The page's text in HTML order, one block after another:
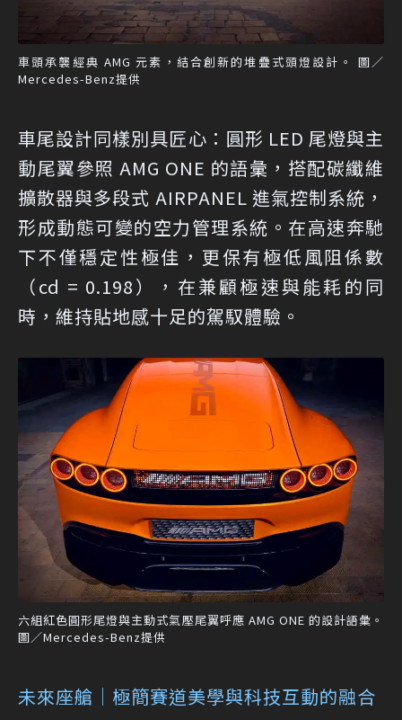
車頭承襲經典 AMG 元素，結合創新的堆疊式頭燈設計。 圖／
Mercedes-Benz提供
車尾設計同樣別具匠心：圓形 LED 尾燈與主
動尾翼參照 AMG ONE 的語彙，搭配碳纖維
擴散器與多段式 AIRPANEL 進氣控制系統，
形成動態可變的空力管理系統。在高速奔馳
下不僅穩定性極佳，更保有極低風阻係數
（cd = 0.198），在兼顧極速與能耗的同
時，維持貼地感十足的駕馭體驗。
六組紅色圓形尾燈與主動式氣壓尾翼呼應 AMG ONE 的設計語彙。
圖／Mercedes-Benz提供
未來座艙｜極簡賽道美學與科技互動的融合